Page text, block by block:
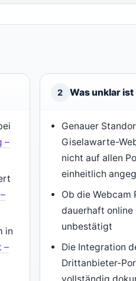
–
in
–
2 Was unklar ist
Genauer
Giselawarte-
nicht auf allen
einheitlich
Ob die Webcam
dauerhaft
unbestätigt
Die Integration
Drittanbieter-
vollständig